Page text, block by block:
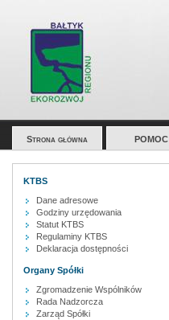
Strona główna POMOC
KTBS
Dane adresowe
Godziny urzędowania
Statut KTBS
Regulaminy KTBS
Deklaracja dostępności
Organy Spółki
Zgromadzenie Wspólników
Rada Nadzorcza
Zarząd Spółki